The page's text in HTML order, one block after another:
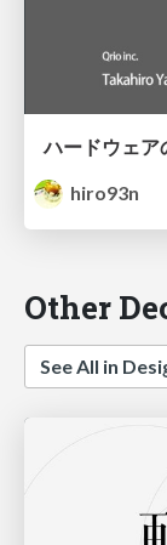
hiro93n
Other
See All in